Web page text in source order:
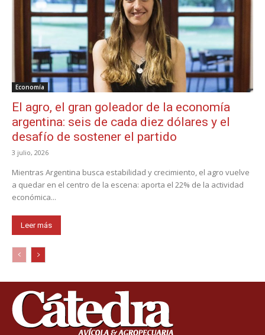
Economía
El agro, el gran goleador de la economía
argentina: seis de cada diez dólares y el
desafío de sostener el partido
3 julio, 2026
Mientras Argentina busca estabilidad y crecimiento, el agro vuelve
a quedar en el centro de la escena: aporta el 22% de la actividad
económica...
Leer más